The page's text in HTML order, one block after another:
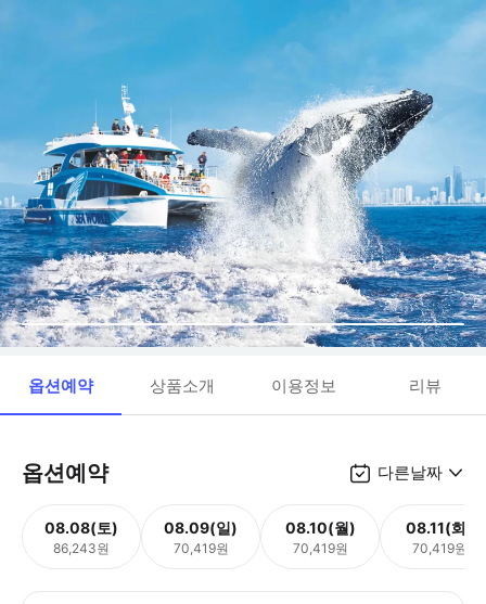
옵션예약 상품소개 이용정보 리뷰
옵션예약 다른날짜
08.08(토)
86,243원
08.09(일)
70,419원
08.10(월)
70,419원
08.11(화)
70,419원